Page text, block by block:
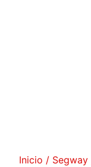
Inicio / Segway